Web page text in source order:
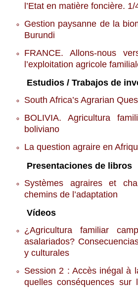
l’Etat en matière foncière.
Gestion paysanne de la
Burundi
FRANCE. Allons-nous
l’exploitation agricole
Estudios / Trabajos de
South Africa’s Agrarian
BOLIVIA. Agricultura
boliviano
La question agraire en
Presentaciones de libros
Systèmes agraires et
chemins de l’adaptation
Vídeos
¿Agricultura familiar
asalariados?
y culturales
Session 2 : Accès inégal à
quelles conséquences sur